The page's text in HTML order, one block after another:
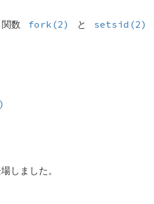
数 fork(2) と setsid(2)
しました。